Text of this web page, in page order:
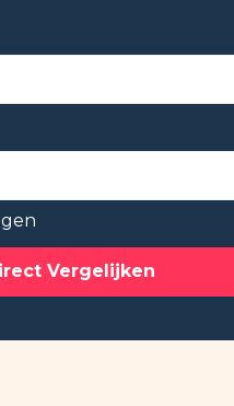
Vergelijken